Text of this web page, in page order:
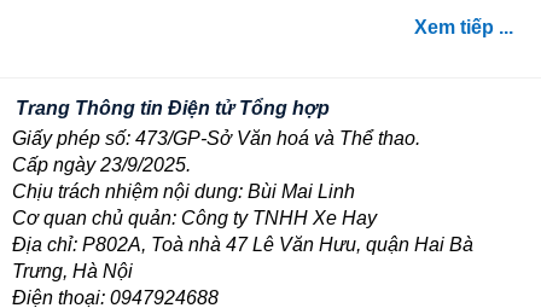
Xem tiếp ...
Trang Thông tin Điện tử Tổng hợp
Giấy phép số: 473/GP-Sở Văn hoá và Thể thao.
Cấp ngày 23/9/2025.
Chịu trách nhiệm nội dung: Bùi Mai Linh
Cơ quan chủ quản: Công ty TNHH Xe Hay
Địa chỉ: P802A, Toà nhà 47 Lê Văn Hưu, quận Hai Bà
Trưng, Hà Nội
Điện thoại: 0947924688